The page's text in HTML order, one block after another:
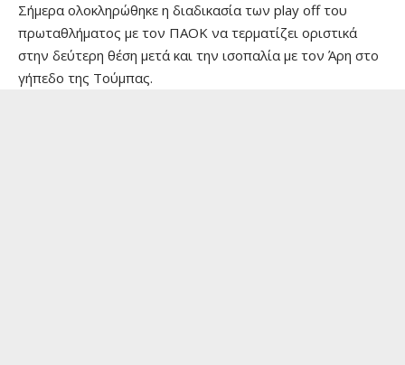
Σήμερα ολοκληρώθηκε η διαδικασία των play off του
πρωταθλήματος με τον ΠΑΟΚ να τερματίζει οριστικά
στην δεύτερη θέση μετά και την ισοπαλία με τον Άρη στο
γήπεδο της Τούμπας.